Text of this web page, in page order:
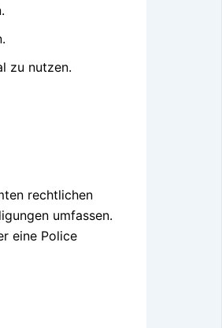
zu nutzen.
rechtlichen
umfassen.
eine Police